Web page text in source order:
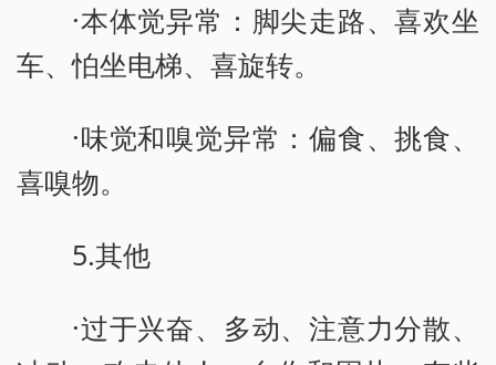
·本体觉异常：脚尖走路、喜欢坐
车、怕坐电梯、喜旋转。
·味觉和嗅觉异常：偏食、挑食、
喜嗅物。
5.其他
·过于兴奋、多动、注意力分散、